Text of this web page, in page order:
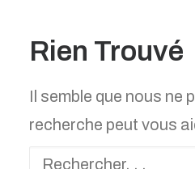
Rien Trouvé
Il semble que nous ne
recherche peut vous